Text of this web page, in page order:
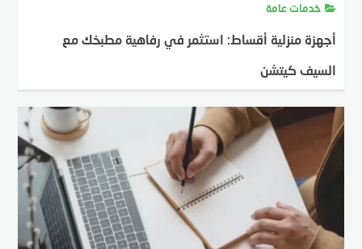
خدمات عامة
أجهزة منزلية أقساط: استثمر في رفاهية مطبخك مع
السيف كيتشن